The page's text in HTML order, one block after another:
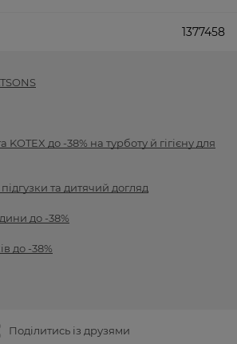
1377458
KOTEX до -38% на турботу й гігієну для
та дитячий догляд
до -38%
до -38%
Поділитись із друзями